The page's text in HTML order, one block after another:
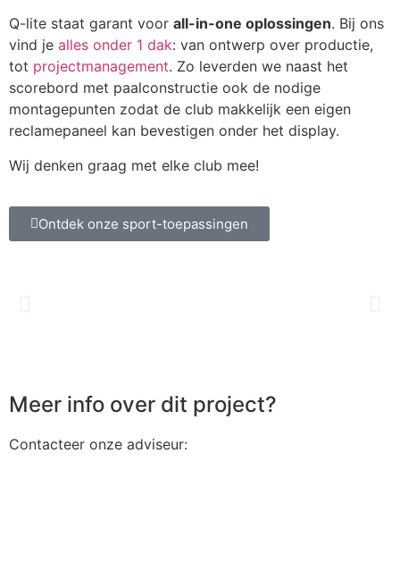
Q-lite staat garant voor all-in-one oplossingen. Bij ons
vind je alles onder 1 dak: van ontwerp over productie,
tot projectmanagement. Zo leverden we naast het
scorebord met paalconstructie ook de nodige
montagepunten zodat de club makkelijk een eigen
reclamepaneel kan bevestigen onder het display.
Wij denken graag met elke club mee!
Ontdek onze sport-toepassingen
Meer info over dit project?
Contacteer onze adviseur: